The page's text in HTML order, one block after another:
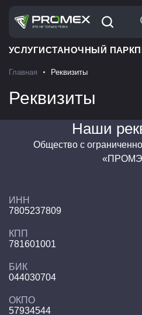
УСЛУГИСТАНОЧНЫЙ ПАРК
Главная Реквизиты
Реквизиты
Наши
Общество с
ИНН
7805237809
КПП
781601001
БИК
044030704
ОКПО
57934544